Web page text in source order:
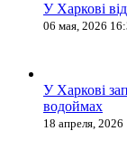
У Харкові
06 мая, 2026
У Харкові
водоймах
18 апреля, 2026